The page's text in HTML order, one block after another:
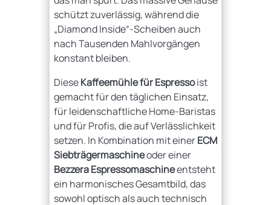
schützt zuverlässig, während die
„Diamond Inside“-Scheiben auch
nach Tausenden Mahlvorgängen
konstant bleiben.
DieseKaffeemühle für Espressoist
gemacht für den täglichen Einsatz,
für leidenschaftliche Home-Baristas
und für Profis, die auf Verlässlichkeit
setzen. In Kombination mit einerECM
Siebträgermaschineoder einer
Bezzera Espressomaschineentsteht
ein harmonisches Gesamtbild, das
sowohl optisch als auch technisch